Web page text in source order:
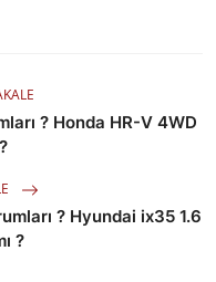
? Honda HR-V 4WD
? Hyundai ix35 1.6
?